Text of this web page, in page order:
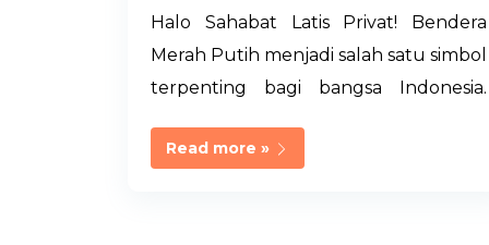
Halo Sahabat Latis Privat! Bendera
Merah Putih menjadi salah satu simbol
terpenting bagi bangsa Indonesia.
dikibarkan dalam upacara peringatan
Read more »